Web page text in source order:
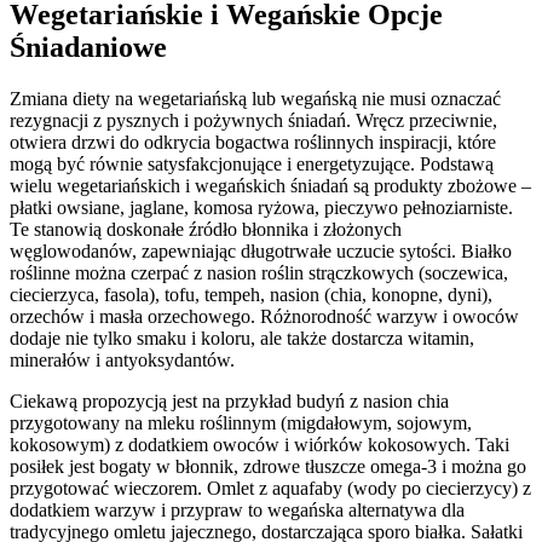
Wegetariańskie i Wegańskie Opcje
Śniadaniowe
Zmiana diety na wegetariańską lub wegańską nie musi oznaczać
rezygnacji z pysznych i pożywnych śniadań. Wręcz przeciwnie,
otwiera drzwi do odkrycia bogactwa roślinnych inspiracji, które
mogą być równie satysfakcjonujące i energetyzujące. Podstawą
wielu wegetariańskich i wegańskich śniadań są produkty zbożowe –
płatki owsiane, jaglane, komosa ryżowa, pieczywo pełnoziarniste.
Te stanowią doskonałe źródło błonnika i złożonych
węglowodanów, zapewniając długotrwałe uczucie sytości. Białko
roślinne można czerpać z nasion roślin strączkowych (soczewica,
ciecierzyca, fasola), tofu, tempeh, nasion (chia, konopne, dyni),
orzechów i masła orzechowego. Różnorodność warzyw i owoców
dodaje nie tylko smaku i koloru, ale także dostarcza witamin,
minerałów i antyoksydantów.
Ciekawą propozycją jest na przykład budyń z nasion chia
przygotowany na mleku roślinnym (migdałowym, sojowym,
kokosowym) z dodatkiem owoców i wiórków kokosowych. Taki
posiłek jest bogaty w błonnik, zdrowe tłuszcze omega-3 i można go
przygotować wieczorem. Omlet z aquafaby (wody po ciecierzycy) z
dodatkiem warzyw i przypraw to wegańska alternatywa dla
tradycyjnego omletu jajecznego, dostarczająca sporo białka. Sałatki